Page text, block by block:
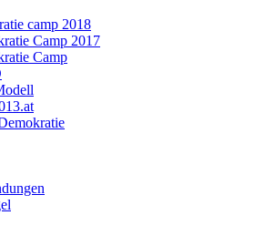
camp 2018
Camp 2017
Camp